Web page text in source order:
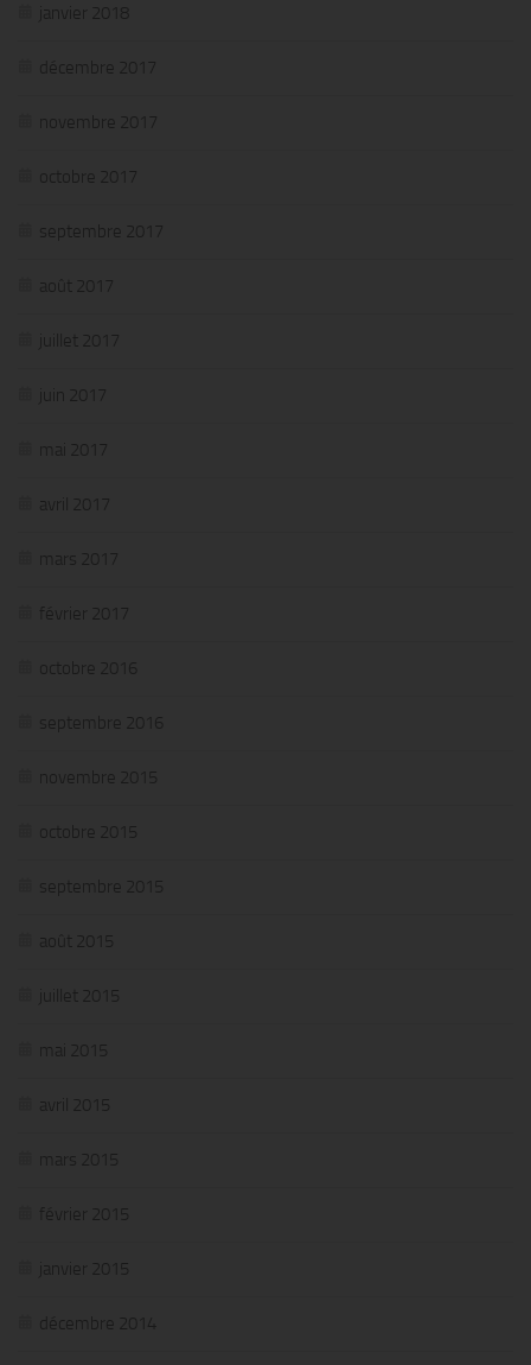
janvier 2018
décembre 2017
novembre 2017
octobre 2017
septembre 2017
août 2017
juillet 2017
juin 2017
mai 2017
avril 2017
mars 2017
février 2017
octobre 2016
septembre 2016
novembre 2015
octobre 2015
septembre 2015
août 2015
juillet 2015
mai 2015
avril 2015
mars 2015
février 2015
janvier 2015
décembre 2014